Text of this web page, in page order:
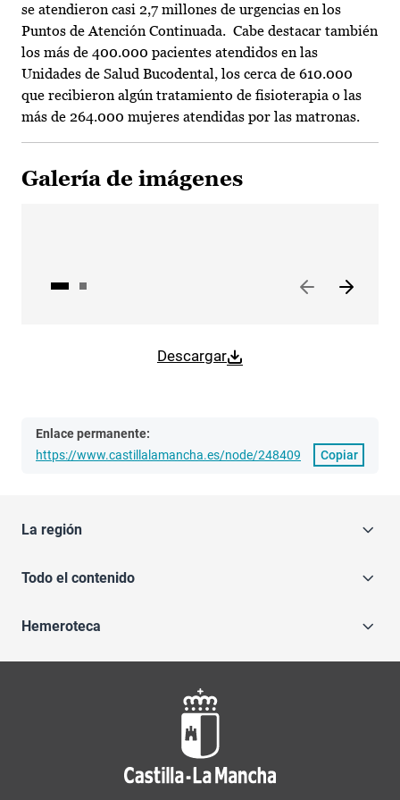
se atendieron casi 2,7 millones de urgencias en los
Puntos de Atención Continuada. Cabe destacar también
los más de 400.000 pacientes atendidos en las
Unidades de Salud Bucodental, los cerca de 610.000
que recibieron algún tratamiento de fisioterapia o las
más de 264.000 mujeres atendidas por las matronas.
Galería de imágenes
Descargar
Enlace permanente:
https://www.castillalamancha.es/node/248409
Copiar
La región
Todo el contenido
Hemeroteca